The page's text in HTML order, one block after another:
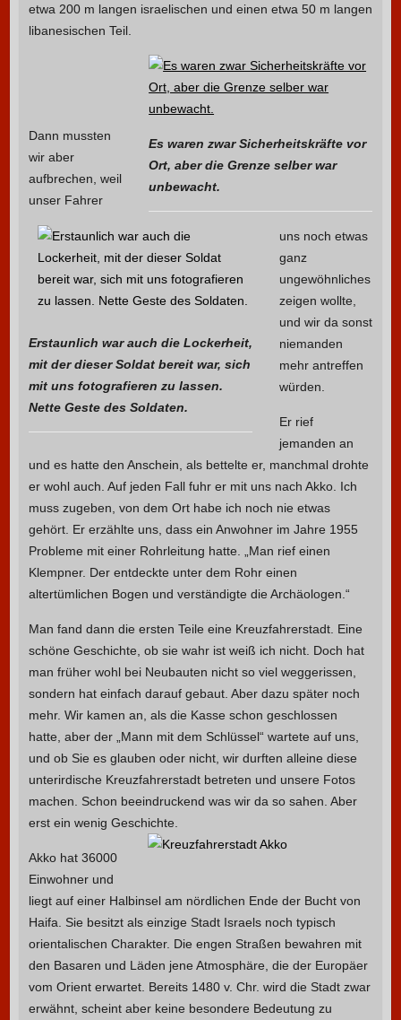
etwa 200 m langen israelischen und einen etwa 50 m langen
libanesischen Teil.
Es waren zwar Sicherheitskräfte vor
Ort, aber die Grenze selber war
unbewacht.
Erstaunlich war auch die Lockerheit,
mit der dieser Soldat bereit war, sich
mit uns fotografieren zu lassen.
Nette Geste des Soldaten.
Dann mussten
wir aber
aufbrechen, weil
unser Fahrer
uns noch etwas
ganz
ungewöhnliches
zeigen wollte,
und wir da sonst
niemanden
mehr antreffen
würden.
Er rief
jemanden an
und es hatte den Anschein, als bettelte er, manchmal drohte
er wohl auch. Auf jeden Fall fuhr er mit uns nach Akko. Ich
muss zugeben, von dem Ort habe ich noch nie etwas
gehört. Er erzählte uns, dass ein Anwohner im Jahre 1955
Probleme mit einer Rohrleitung hatte. „Man rief einen
Klempner. Der entdeckte unter dem Rohr einen
altertümlichen Bogen und verständigte die Archäologen.“
Man fand dann die ersten Teile eine Kreuzfahrerstadt. Eine
schöne Geschichte, ob sie wahr ist weiß ich nicht. Doch hat
man früher wohl bei Neubauten nicht so viel weggerissen,
sondern hat einfach darauf gebaut. Aber dazu später noch
mehr. Wir kamen an, als die Kasse schon geschlossen
hatte, aber der „Mann mit dem Schlüssel“ wartete auf uns,
und ob Sie es glauben oder nicht, wir durften alleine diese
unterirdische Kreuzfahrerstadt betreten und unsere Fotos
machen. Schon beeindruckend was wir da so sahen. Aber
erst ein wenig Geschichte.
Akko hat 36000
Einwohner und
liegt auf einer Halbinsel am nördlichen Ende der Bucht von
Haifa. Sie besitzt als einzige Stadt Israels noch typisch
orientalischen Charakter. Die engen Straßen bewahren mit
den Basaren und Läden jene Atmosphäre, die der Europäer
vom Orient erwartet. Bereits 1480 v. Chr. wird die Stadt zwar
erwähnt, scheint aber keine besondere Bedeutung zu